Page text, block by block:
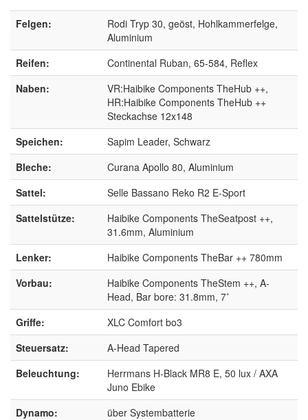
Felgen:
Rodi Tryp 30, geöst, Hohlkammerfelge,
Aluminium
Reifen:
Continental Ruban, 65-584, Reflex
Naben:
VR:Haibike Components TheHub ++,
HR:Haibike Components TheHub ++
Steckachse 12x148
Speichen:
Sapim Leader, Schwarz
Bleche:
Curana Apollo 80, Aluminium
Sattel:
Selle Bassano Reko R2 E-Sport
Sattelstütze:
Haibike Components TheSeatpost ++,
31.6mm, Aluminium
Lenker:
Haibike Components TheBar ++ 780mm
Vorbau:
Haibike Components TheStem ++, A-
Head, Bar bore: 31.8mm, 7˚
Griffe:
XLC Comfort bo3
Steuersatz:
A-Head Tapered
Beleuchtung:
Herrmans H-Black MR8 E, 50 lux / AXA
Juno Ebike
Dynamo:
über Systembatterie